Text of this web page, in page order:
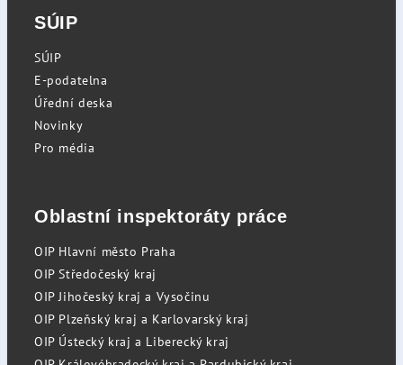
SÚIP
SÚIP
E-podatelna
Úřední deska
Novinky
Pro média
Oblastní inspektoráty práce
OIP Hlavní město Praha
OIP Středočeský kraj
OIP Jihočeský kraj a Vysočinu
OIP Plzeňský kraj a Karlovarský kraj
OIP Ústecký kraj a Liberecký kraj